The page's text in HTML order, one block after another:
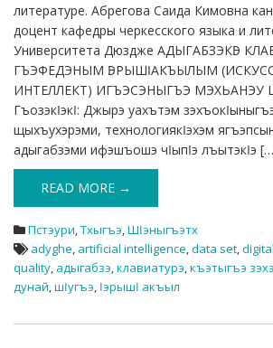
литературе. Абрегова Саида Кимовна
доцент кафедры черкесского языка и
Университета Дюздже АДЫГАБЗЭКӀЭ
ГЪЭФЕДЭНЫМ ӀЭРЫШӀ АКЪЫЛЫМ
ИНТЕЛЛЕКТ) ИГЪЭСЭНЫГЪЭ МЭХЬАНЭУ
Гъозэкӏэкӏ: Джырэ уахътэм
щыхъухэрэми, технологиякӏэхэм
адыгабзэми ифэшъошэ чӏыпӏэ лъытэкӏэ
READ MORE →
Пстэури,Тхыгъэ,Шӏэныгъэтх
adyghe, artificial intelligence,data set,
quality, адыгабзэ,клавиатурэ,къэтыгъэ
дунай,шӏугъэ, ӏэрышӏ акъыл